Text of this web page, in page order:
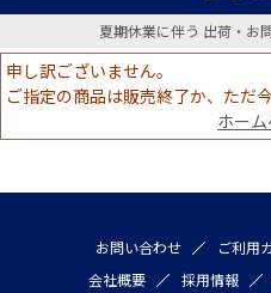
夏期休業に伴う 出荷・お
申し訳ございません。
ご指定の商品は販売終了か、ただ
ホー
お問い合わせ ご利用
会社概要
採用情報